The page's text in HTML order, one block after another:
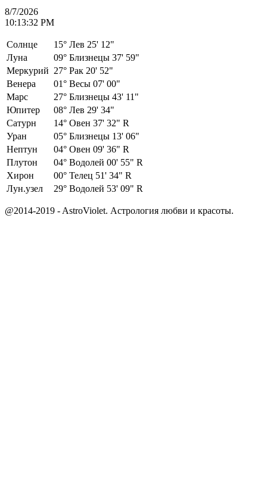
8/7/2026
10:13:32 PM
Солнце 15° Лев 25' 12"
Луна
09° Близнецы 37' 59"
Меркурий 27° Рак 20' 52"
Венера
01° Весы 07' 00"
Марс
27° Близнецы 43' 11"
Юпитер
08° Лев 29' 34"
Сатурн
14° Овен 37' 32" R
Уран
05° Близнецы 13' 06"
Нептун
04° Овен 09' 36" R
Плутон
04° Водолей 00' 55" R
Хирон
00° Телец 51' 34" R
Лун.узел
29° Водолей 53' 09" R
@2014-2019 - AstroViolet. Астрология любви и красоты.